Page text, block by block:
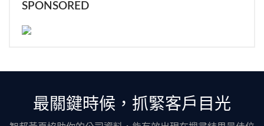
SPONSORED
最關鍵時候，抓緊客戶目光